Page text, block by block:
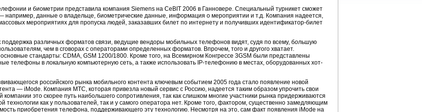
и биометрии представила компания Siemens на CeBIT 2006 в Ганновере. Специальный турникет сможет
данные о владельце, биометрические данные, информация о мероприятии и т.д. Компания надеется,
мероприятиях для пропуска людей, заказавших билет по интернету и получивших идентификатор-билет
поддержка различных форматов связи, ведущие вендоры мобильных телефонов видят, судя по всему, большую
чем в сговорах с операторами определенных форматов. Впрочем, того и другого хватает.
стандарты: CDMA, GSM 1200/1800. Кроме того, на Всемирном Конгрессе 3GSM были представлены
телефоны в локальную компьютерную сеть, а также использовать IP-телефонию в местах, оборудованных хот-
российского рынка мобильного контента ключевым событием 2005 года стало появление новой
— iMode. Компания МТС, которая привезла новый сервис с Россию, надеется таким образом упрочить свои
это скорее путь наибольшего сопротивления, так как слишком многие участники рынка придерживаются
технологии как у пользователей, так и у самого оператора нет. Кроме того, фактором, существенно замедляющим
приобретения телефона, поддерживающего эту технологию. Несмотря на это, сам факт появления iMode на